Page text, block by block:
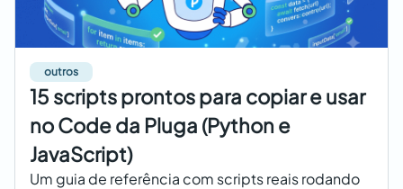
outros
15 scripts prontos para copiar e usar
no Code da Pluga (Python e
JavaScript)
Um guia de referência com scripts reais rodando